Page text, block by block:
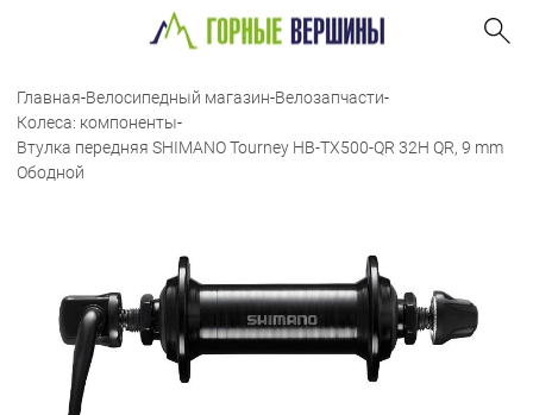
Главная-Велосипедный магазин-Велозапчасти-
Колеса: компоненты-
Втулка передняя SHIMANO Tourney HB-TX500-QR 32H QR, 9 mm
Ободной